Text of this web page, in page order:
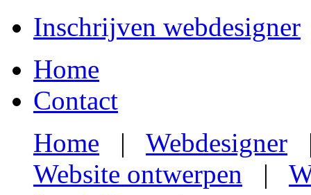
Inschrijven webdesigner
Home
Contact
Home | Webdesigner
Website ontwerpen |